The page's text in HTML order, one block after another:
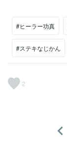
#ヒーラー功真
#ステキなじかん
2